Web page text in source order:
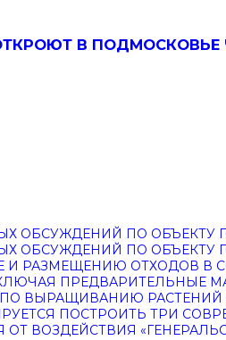
В ПОДМОСКОВЬЕ
ОБСУЖДЕНИЙ ПО ОБЪЕКТУ
ОБСУЖДЕНИЙ ПО ОБЪЕКТУ
И РАЗМЕЩЕНИЮ ОТХОДОВ
ВЫРАЩИВАНИЮ РАСТЕНИЙ
ПОСТРОИТЬ ТРИ
ВОЗДЕЙСТВИЯ